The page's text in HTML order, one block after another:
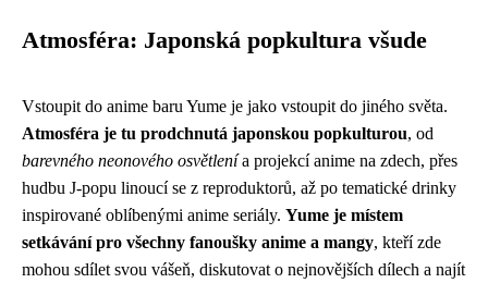
Atmosféra: Japonská popkultura všude
Vstoupit do anime baru Yume je jako vstoupit do jiného světa.
Atmosféra je tu prodchnutá japonskou popkulturou, od
barevného neonového osvětlenía projekcí anime na zdech, přes
hudbu J-popu linoucí se z reproduktorů, až po tematické drinky
inspirované oblíbenými anime seriály. Yume je místem
setkávání pro všechny fanoušky anime a mangy, kteří zde
mohou sdílet svou vášeň, diskutovat o nejnovějších dílech a najít